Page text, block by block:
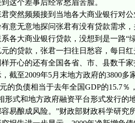
这个差事后经常愁眉苦脸。
然频频接到当地各大商业银行对公
有意无意地探问张君有没有贷款需求
大商业银行贷款，没想到是一路“
的贷款，张君一扫往日愁容，每日
心的还有全国各省、市、县数千家
至2009年5月末地方政府的3800多
的负债相当于去年全国GDP的15.7
式和地方政府融资平台形式发行的
易酿成风险。”财政部财政科学研究